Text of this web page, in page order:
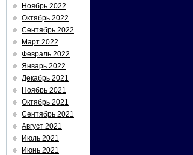
Ноябрь 2022
Октябрь 2022
Сентябрь 2022
Март 2022
Февраль 2022
Январь 2022
Декабрь 2021
Ноябрь 2021
Октябрь 2021
Сентябрь 2021
Август 2021
Июль 2021
Июнь 2021